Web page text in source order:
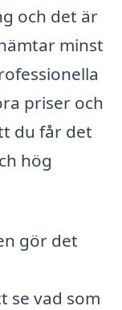
och det är
minst
priser och
du får det
hög
gör det
se vad som